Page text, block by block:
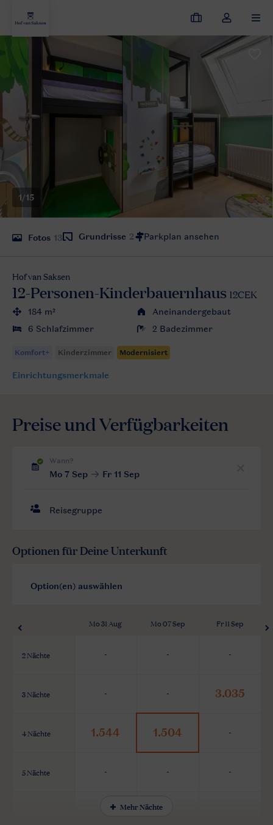
Meine
Buchungen
Dropdown-
Menü
meines
1/15
Fotos 13 Grundrisse 2
Hof van Saksen
12-Personen-Kinderbauernhaus 12CEK
184 m²
Aneinandergebaut
6 Schlafzimmer
2 Badezimmer
Einrichtungsmerkmale
Preise und Verfügbarkeiten
Optionen für Deine Unterkunft
Mehr Nächte
Mo 31 Aug Mo 07 Sep Fr 11 Sep
2 Nächte - - -
3 Nächte - - 3.035
4 Nächte 1.544 1.504 -
5 Nächte - - -